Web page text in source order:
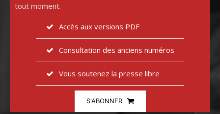
tout moment.
Accès aux versions PDF
Consultation des anciens numéros
Vous soutenez la presse libre
S'ABONNER